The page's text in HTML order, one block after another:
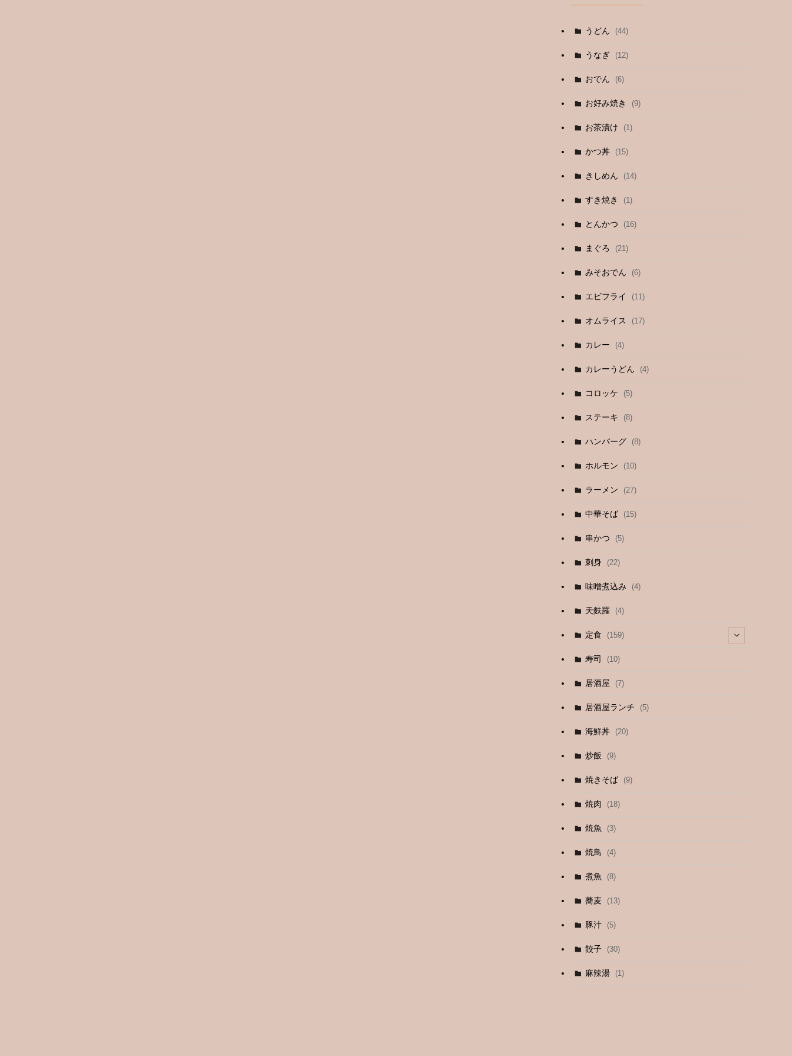
うどん (44)
うなぎ (12)
おでん (6)
お好み焼き (9)
お茶漬け (1)
かつ丼 (15)
きしめん (14)
すき焼き (1)
とんかつ (16)
まぐろ (21)
みそおでん (6)
エビフライ (11)
オムライス (17)
カレー (4)
カレーうどん (4)
コロッケ (5)
ステーキ (8)
ハンバーグ (8)
ホルモン (10)
ラーメン (27)
中華そば (15)
串かつ (5)
刺身 (22)
味噌煮込み (4)
天麩羅 (4)
定食 (159)
(4)
(9)
(3)
(4)
寿司 (10)
居酒屋 (7)
居酒屋ランチ (5)
海鮮丼 (20)
炒飯 (9)
焼きそば (9)
焼肉 (18)
焼魚 (3)
焼鳥 (4)
煮魚 (8)
蕎麦 (13)
豚汁 (5)
餃子 (30)
麻辣湯 (1)